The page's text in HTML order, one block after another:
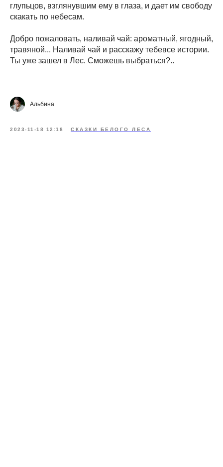
глупьцов, взглянувшим ему в глаза, и дает им свободу
скакать по небесам.
Добро пожаловать, наливай чай: ароматный, ягодный,
травяной... Наливай чай и расскажу тебевсе истории.
Ты уже зашел в Лес. Сможешь выбраться?..
Альбина
2023-11-18 12:18 СКАЗКИ БЕЛОГО ЛЕСА